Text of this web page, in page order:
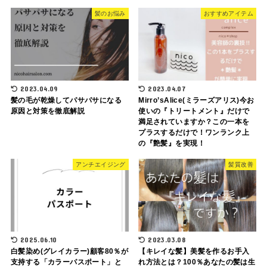
髪のお悩み
2023.04.09
髪の毛が乾燥してパサパサになる
原因と対策を徹底解説
おすすめアイテム
2023.04.07
Mirro’sAlice(ミラーズアリス)今お
使いの『トリートメント』だけで
満足されていますか？この一本を
プラスするだけで！ワンランク上
の『艶髪』を実現！
アンチエイジング
2025.06.10
白髪染め(グレイカラー)顧客80％が
支持する「カラーパスポート」と
髪質改善
2023.03.08
【キレイな髪】美髪を作るお手入
れ方法とは？100％あなたの髪は生